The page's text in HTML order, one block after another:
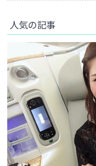
人気の記事